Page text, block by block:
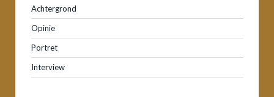
Achtergrond
Opinie
Portret
Interview